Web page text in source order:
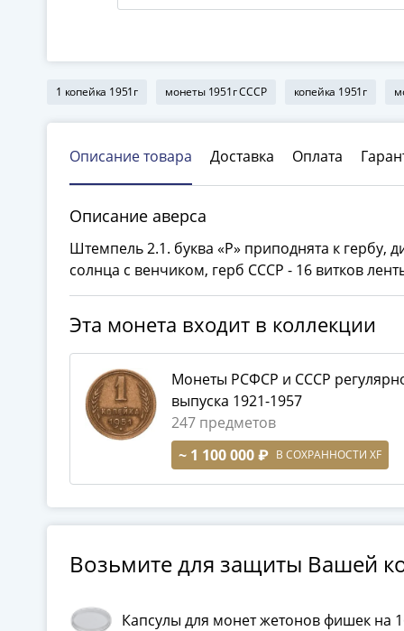
1 копейка 1951г монеты 1951г СССР копейка 1951г
Описание товара Доставка Оплата
Описание аверса
Штемпель 2.1. буква «Р» приподнята к гербу,
солнца с венчиком, герб СССР - 16 витков
Эта монета входит в коллекции
Монеты РСФСР и СССР
выпуска 1921-1957
247 предметов
~ 1 100 000 ₽ В СОХРАННОСТИ XF
Возьмите для защиты Вашей
Капсулы для монет жетонов фишек на